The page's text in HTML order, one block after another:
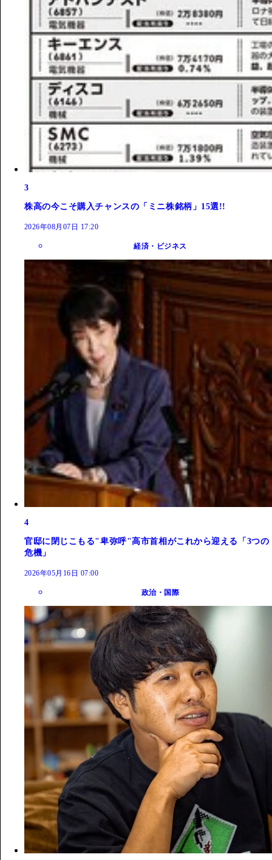
3
株高の今こそ購入チャンスの「ミニ株銘柄」15選!!
2026年08月07日 17:20
経済・ビジネス
4
官邸に閉じこもる"卑弥呼"高市首相がこれから迎える「3つの
危機」
2026年05月16日 07:00
政治・国際